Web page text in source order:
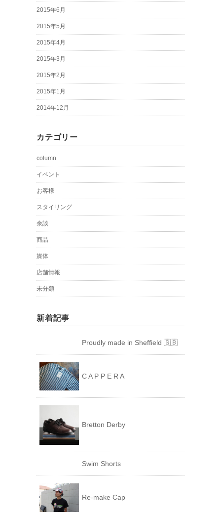
2015年6月
2015年5月
2015年4月
2015年3月
2015年2月
2015年1月
2014年12月
カテゴリー
column
イベント
お客様
スタイリング
余談
商品
媒体
店舗情報
未分類
新着記事
Proudly made in Sheffield 🇬🇧
C A P P E R A
Bretton Derby
Swim Shorts
Re-make Cap